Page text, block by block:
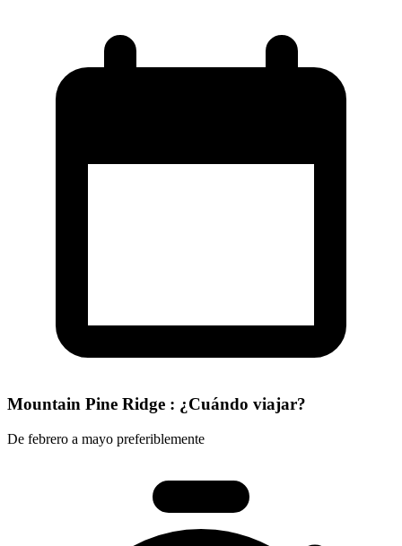
Mountain Pine Ridge : ¿Cuándo viajar?
De febrero a mayo preferiblemente